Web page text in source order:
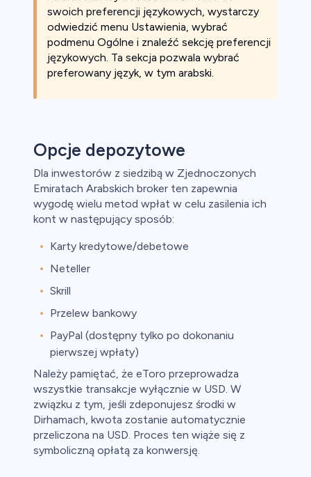
swoich preferencji językowych, wystarczy
odwiedzić menu Ustawienia, wybrać
podmenu Ogólne i znaleźć sekcję preferencji
językowych. Ta sekcja pozwala wybrać
preferowany język, w tym arabski.
Opcje depozytowe
Dla inwestorów z siedzibą w Zjednoczonych
Emiratach Arabskich broker ten zapewnia
wygodę wielu metod wpłat w celu zasilenia ich
kont w następujący sposób:
Karty kredytowe/debetowe
Neteller
Skrill
Przelew bankowy
PayPal (dostępny tylko po dokonaniu
pierwszej wpłaty)
Należy pamiętać, że eToro przeprowadza
wszystkie transakcje wyłącznie w USD. W
związku z tym, jeśli zdeponujesz środki w
Dirhamach, kwota zostanie automatycznie
przeliczona na USD. Proces ten wiąże się z
symboliczną opłatą za konwersję.